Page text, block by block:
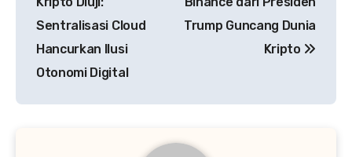
Sentralisasi Cloud
Hancurkan Ilusi
Otonomi Digital
Trump Guncang Dunia
Kripto